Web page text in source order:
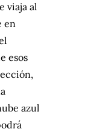
viaja al
en
esos
azul